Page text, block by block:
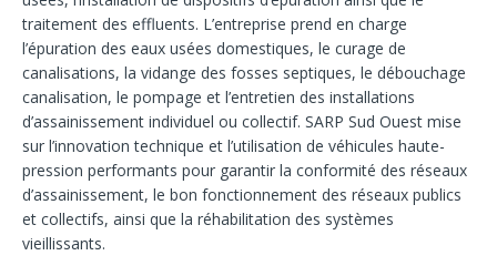
traitement des effluents. L’entreprise prend en charge
l’épuration des eaux usées domestiques, le curage de
canalisations, la vidange des fosses septiques, le débouchage
canalisation, le pompage et l’entretien des installations
d’assainissement individuel ou collectif. SARP Sud Ouest mise
sur l’innovation technique et l’utilisation de véhicules haute-
pression performants pour garantir la conformité des réseaux
d’assainissement, le bon fonctionnement des réseaux publics
et collectifs, ainsi que la réhabilitation des systèmes
vieillissants.